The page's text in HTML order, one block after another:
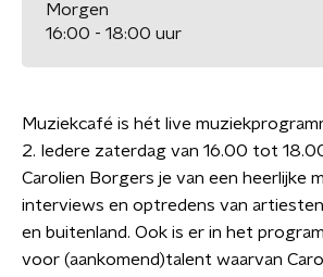
Morgen
16:00 - 18:00 uur
Muziekcafé is hét live
2. Iedere zaterdag van 16.00 tot
Carolien Borgers je van een heerlijke
interviews en optredens van
en buitenland. Ook is er in het
voor (aankomend)talent waarvan